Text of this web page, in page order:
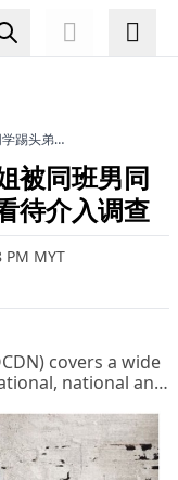
踢头弟遭
被同班男同
待介入调查
PM MYT
covers a wide
national and
women column